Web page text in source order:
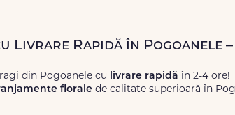
Livrare Rapidă în Pogoanele
din Pogoanele cu livrare rapidă în 2-4 ore!
florale de calitate superioară în